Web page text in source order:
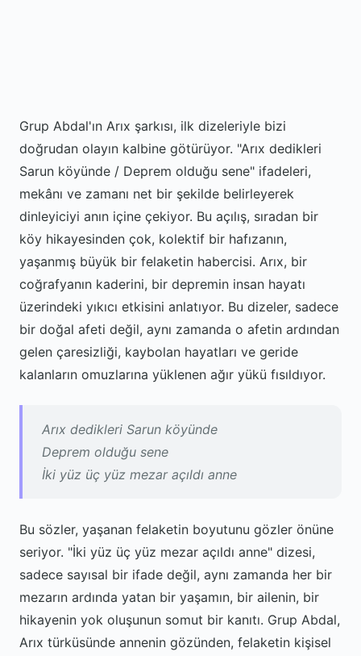
Grup Abdal'ın Arıx şarkısı, ilk dizeleriyle bizi
doğrudan olayın kalbine götürüyor. "Arıx dedikleri
Sarun köyünde / Deprem olduğu sene" ifadeleri,
mekânı ve zamanı net bir şekilde belirleyerek
dinleyiciyi anın içine çekiyor. Bu açılış, sıradan bir
köy hikayesinden çok, kolektif bir hafızanın,
yaşanmış büyük bir felaketin habercisi. Arıx, bir
coğrafyanın kaderini, bir depremin insan hayatı
üzerindeki yıkıcı etkisini anlatıyor. Bu dizeler, sadece
bir doğal afeti değil, aynı zamanda o afetin ardından
gelen çaresizliği, kaybolan hayatları ve geride
kalanların omuzlarına yüklenen ağır yükü fısıldıyor.
Arıx dedikleri Sarun köyünde
Deprem olduğu sene
İki yüz üç yüz mezar açıldı anne
Bu sözler, yaşanan felaketin boyutunu gözler önüne
seriyor. "İki yüz üç yüz mezar açıldı anne" dizesi,
sadece sayısal bir ifade değil, aynı zamanda her bir
mezarın ardında yatan bir yaşamın, bir ailenin, bir
hikayenin yok oluşunun somut bir kanıtı. Grup Abdal,
Arıx türküsünde annenin gözünden, felaketin kişisel